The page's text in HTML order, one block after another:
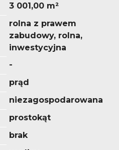
3 001,00 m²
rolna z prawem
zabudowy, rolna,
inwestycyjna
-
prąd
niezagospodarowana
prostokąt
brak